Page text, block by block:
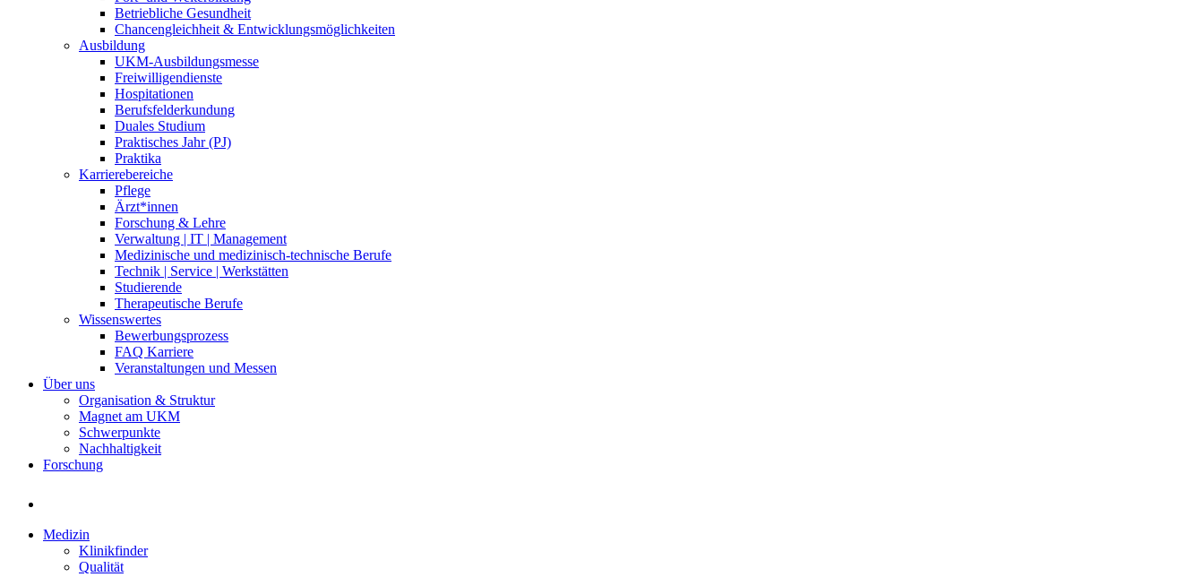
Betriebliche Gesundheit
Chancengleichheit & Entwicklungsmöglichkeiten
Ausbildung
UKM-Ausbildungsmesse
Freiwilligendienste
Hospitationen
Berufsfelderkundung
Duales Studium
Praktisches Jahr (PJ)
Praktika
Karrierebereiche
Pflege
Ärzt*innen
Forschung & Lehre
Verwaltung | IT | Management
Medizinische und medizinisch-technische Berufe
Technik | Service | Werkstätten
Studierende
Therapeutische Berufe
Wissenswertes
Bewerbungsprozess
FAQ Karriere
Veranstaltungen und Messen
Über uns
Organisation & Struktur
Magnet am UKM
Schwerpunkte
Nachhaltigkeit
Forschung
Medizin
Klinikfinder
Qualität